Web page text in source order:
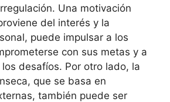
Una motivación
del interés y la
puede impulsar a los
con sus metas y a
desafíos. Por otro lado, la
que se basa en
también puede ser